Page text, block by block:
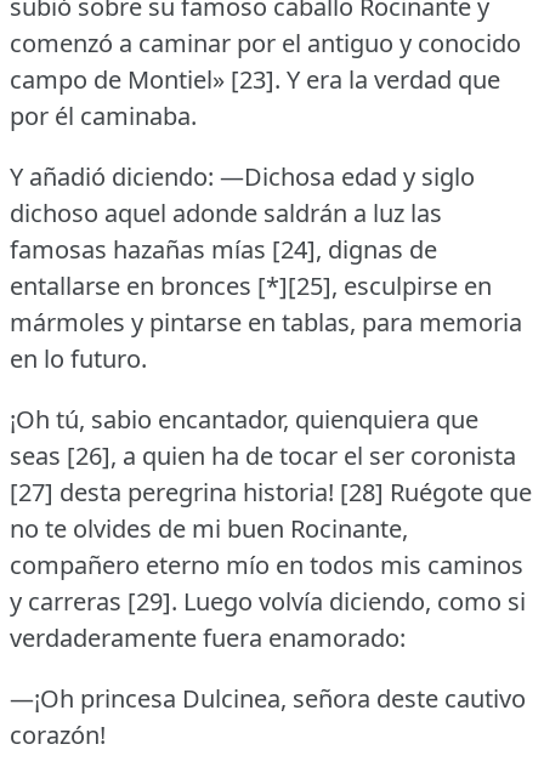
comenzó a caminar por el antiguo y conocido
campo de Montiel» [23]. Y era la verdad que
por él caminaba.
Y añadió diciendo: —Dichosa edad y siglo
dichoso aquel adonde saldrán a luz las
famosas hazañas mías [24], dignas de
entallarse en bronces [*][25], esculpirse en
mármoles y pintarse en tablas, para memoria
en lo futuro.
¡Oh tú, sabio encantador, quienquiera que
seas [26], a quien ha de tocar el ser coronista
[27] desta peregrina historia! [28] Ruégote que
no te olvides de mi buen Rocinante,
compañero eterno mío en todos mis caminos
y carreras [29]. Luego volvía diciendo, como si
verdaderamente fuera enamorado:
—¡Oh princesa Dulcinea, señora deste cautivo
corazón!